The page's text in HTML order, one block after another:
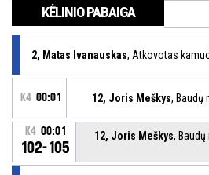
KĖLINIO PABAIGA
2, Matas Ivanauskas, Atkovotas
K4 00:01 12, Joris Meškys, Baudų
K4 00:01
102-105
12, Joris Meškys,